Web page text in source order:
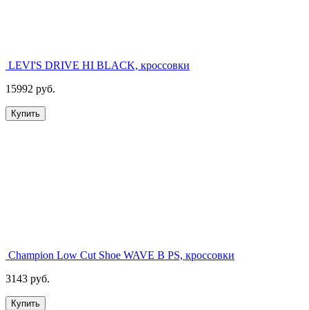
LEVI'S DRIVE HI BLACK, кроссовки
15992 руб.
Купить
Champion Low Cut Shoe WAVE B PS, кроссовки
3143 руб.
Купить